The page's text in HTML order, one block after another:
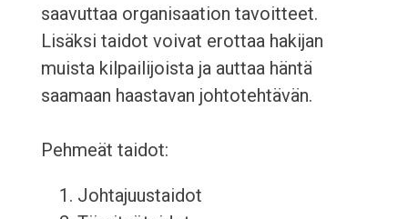
saavuttaa organisaation tavoitteet.
Lisäksi taidot voivat erottaa hakijan
muista kilpailijoista ja auttaa häntä
saamaan haastavan johtotehtävän.
Pehmeät taidot:
Johtajuustaidot